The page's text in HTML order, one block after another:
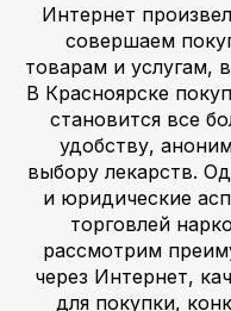
Интернет
совершаем
товарам и услугам,
В Красноярске
становится все
удобству,
выбору лекарств.
и юридические
торговлей
рассмотрим
через Интернет,
для покупки,